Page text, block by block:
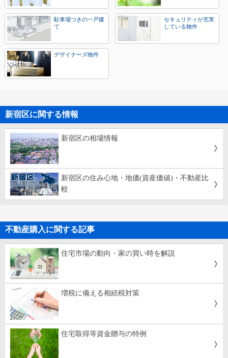
駐車場つきの一戸建
て
セキュリティが充実
している物件
デザイナーズ物件
新宿区に関する情報
新宿区の相場情報
新宿区の住み心地・地価(資産価値)・不動産比
較
不動産購入に関する記事
住宅市場の動向・家の買い時を解説
増税に備える相続税対策
住宅取得等資金贈与の特例